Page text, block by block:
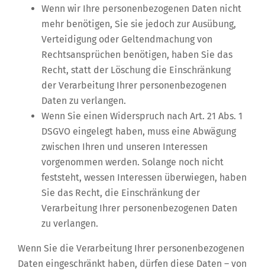
Wenn wir Ihre personenbezogenen Daten nicht
mehr benötigen, Sie sie jedoch zur Ausübung,
Verteidigung oder Geltendmachung von
Rechtsansprüchen benötigen, haben Sie das
Recht, statt der Löschung die Einschränkung
der Verarbeitung Ihrer personenbezogenen
Daten zu verlangen.
Wenn Sie einen Widerspruch nach Art. 21 Abs. 1
DSGVO eingelegt haben, muss eine Abwägung
zwischen Ihren und unseren Interessen
vorgenommen werden. Solange noch nicht
feststeht, wessen Interessen überwiegen, haben
Sie das Recht, die Einschränkung der
Verarbeitung Ihrer personenbezogenen Daten
zu verlangen.
Wenn Sie die Verarbeitung Ihrer personenbezogenen
Daten eingeschränkt haben, dürfen diese Daten – von